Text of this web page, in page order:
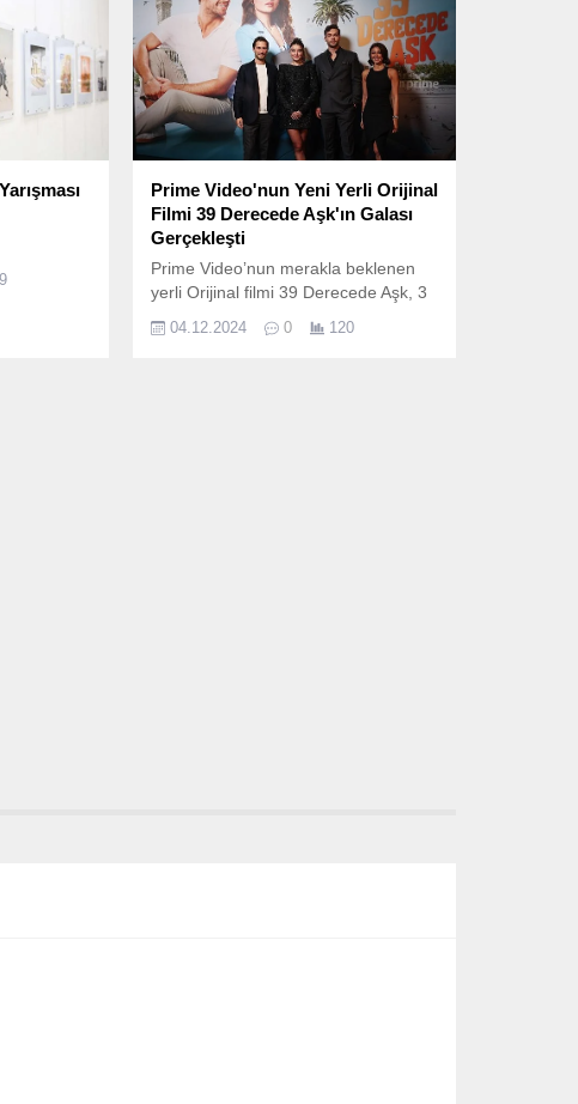
Prime Video'nun Yeni Yerli Orijinal
Filmi 39 Derecede Aşk'ın Galası
Gerçekleşti
Prime Video’nun merakla beklenen
yerli Orijinal filmi 39 Derecede Aşk, 3
gala ile tanıtıldı.
04.12.2024 0 120